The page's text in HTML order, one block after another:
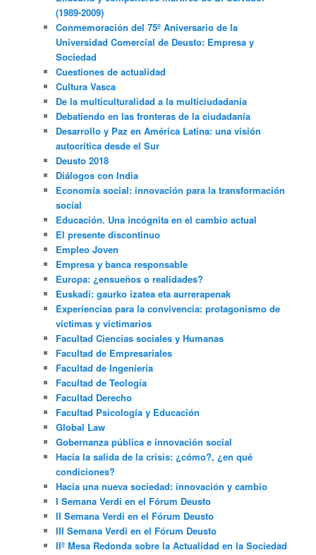
(1989-2009)
Conmemoración del 75º Aniversario de la
Universidad Comercial de Deusto: Empresa y
Sociedad
Cuestiones de actualidad
Cultura Vasca
De la multiculturalidad a la multiciudadania
Debatiendo en las fronteras de la ciudadanía
Desarrollo y Paz en América Latina: una visión
autocrítica desde el Sur
Deusto 2018
Diálogos con India
Economía social: innovación para la transformación
social
Educación. Una incógnita en el cambio actual
El presente discontinuo
Empleo Joven
Empresa y banca responsable
Europa: ¿ensueños o realidades?
Euskadi: gaurko izatea eta aurrerapenak
Experiencias para la convivencia: protagonismo de
víctimas y victimarios
Facultad Ciencias sociales y Humanas
Facultad de Empresariales
Facultad de Ingeniería
Facultad de Teología
Facultad Derecho
Facultad Psicología y Educación
Global Law
Gobernanza pública e innovación social
Hacia la salida de la crisis: ¿cómo?, ¿en qué
condiciones?
Hacia una nueva sociedad: innovación y cambio
I Semana Verdi en el Fórum Deusto
II Semana Verdi en el Fórum Deusto
III Semana Verdi en el Fórum Deusto
IIº Mesa Redonda sobre la Actualidad en la Sociedad